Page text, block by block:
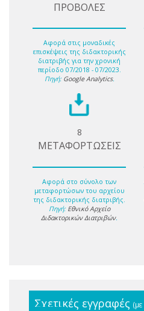
ΠΡΟΒΟΛΕΣ
Αφορά στις μοναδικές
επισκέψεις της διδακτορικής
διατριβής για την χρονική
περίοδο 07/2018 - 07/2023.
Πηγή: Google Analytics.
8
ΜΕΤΑΦΟΡΤΩΣΕΙΣ
Αφορά στο σύνολο των
μεταφορτώσων του αρχείου
της διδακτορικής διατριβής.
Πηγή: Εθνικό Αρχείο
Διδακτορικών Διατριβών.
Σχετικές εγγραφές